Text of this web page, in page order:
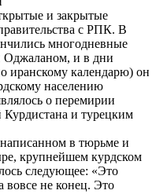
и закрытые
с РПК. В
многодневные
Оджаланом, и в дни
иранскому календарю) он
населению
о перемирии
и турецким
в тюрьме и
крупнейшем курдском
следующее: «Это
вовсе не конец. Это